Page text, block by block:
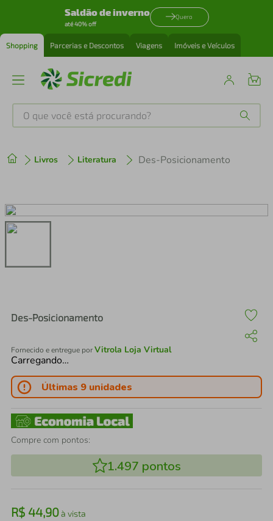
Saldão de inverno
até 40% off
Quero
Shopping Parcerias e Descontos Viagens Imóveis e Veículos
O que você está procurando?
Livros Literatura Des-Posicionamento
Des-Posicionamento
Fornecido e entregue porVitrola Loja Virtual
Carregando…
Últimas 9 unidades
Compre com pontos:
1.497 pontos
R$ 44,90à vista
2º cafeteira